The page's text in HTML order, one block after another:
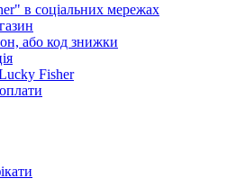
в соціальних мережах
або код знижки
Fisher